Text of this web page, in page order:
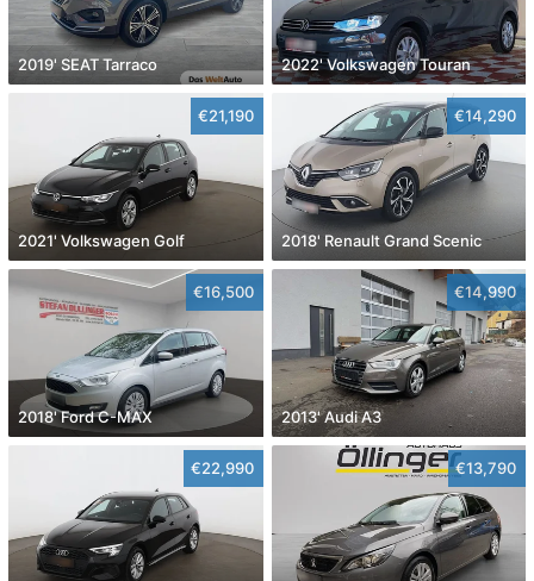
2019' SEAT Tarraco 2022' Volkswagen Touran
€21,190
2021' Volkswagen Golf
€14,290
2018' Renault Grand Scenic
€16,500
2018' Ford C-MAX
€14,990
2013' Audi A3
€22,990 €13,790